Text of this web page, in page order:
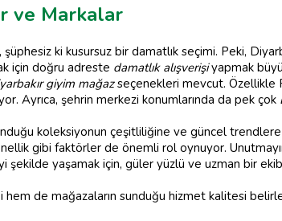
ve Markalar
ki kusursuz bir damatlık seçimi. Peki,
için doğru adreste damatlık alışverişiyapmak
giyim mağazseçenekleri mevcut. Özellikle
Ayrıca, şehrin merkezi konumlarında da pek çok
koleksiyonun çeşitliliğine ve güncel
gibi faktörler de önemli rol oynuyor.
şekilde yaşamak için, güler yüzlü ve uzman bir
de mağazaların sunduğu hizmet kalitesi